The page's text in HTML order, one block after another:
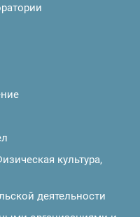
культура,
деятельности